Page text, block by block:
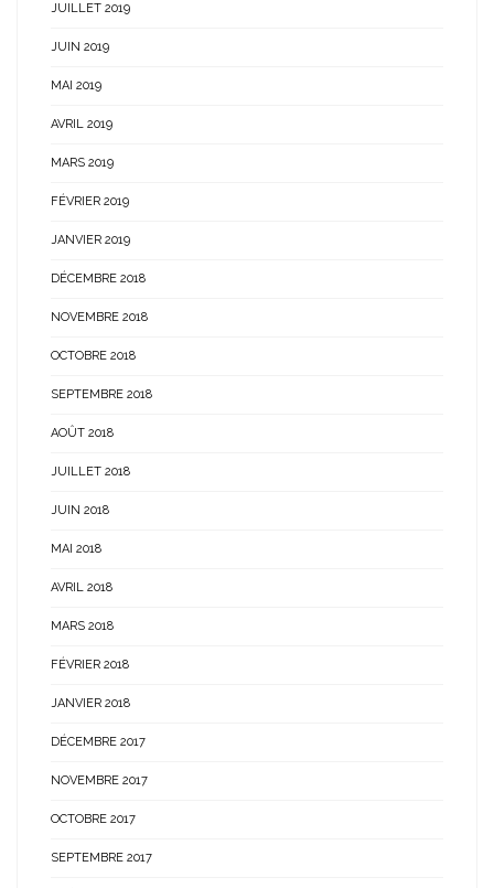
JUILLET 2019
JUIN 2019
MAI 2019
AVRIL 2019
MARS 2019
FÉVRIER 2019
JANVIER 2019
DÉCEMBRE 2018
NOVEMBRE 2018
OCTOBRE 2018
SEPTEMBRE 2018
AOÛT 2018
JUILLET 2018
JUIN 2018
MAI 2018
AVRIL 2018
MARS 2018
FÉVRIER 2018
JANVIER 2018
DÉCEMBRE 2017
NOVEMBRE 2017
OCTOBRE 2017
SEPTEMBRE 2017